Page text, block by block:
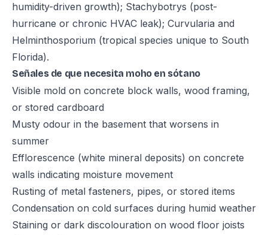
humidity-driven growth); Stachybotrys (post-
hurricane or chronic HVAC leak); Curvularia and
Helminthosporium (tropical species unique to South
Florida).
Señales de que necesita moho en sótano
Visible mold on concrete block walls, wood framing,
or stored cardboard
Musty odour in the basement that worsens in
summer
Efflorescence (white mineral deposits) on concrete
walls indicating moisture movement
Rusting of metal fasteners, pipes, or stored items
Condensation on cold surfaces during humid weather
Staining or dark discolouration on wood floor joists